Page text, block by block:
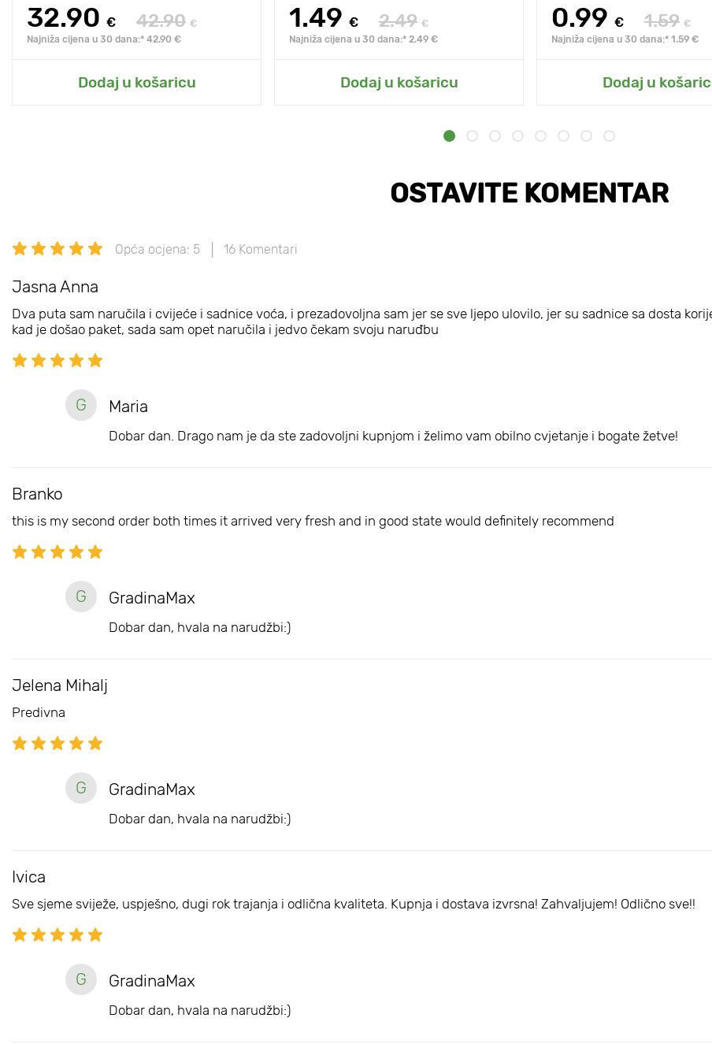
32.90 € 42.90 €
Najniža cijena u 30 dana:* 42.90 €
Dodaj u košaricu
1.49 € 2.49 €
Najniža cijena u 30 dana:* 2.49 €
Dodaj u košaricu
0.99 € 1.59 €
Najniža cijena u 30 dana:* 1.59 €
Dodaj u
OSTAVITE KOMENTAR
Opća ocjena: 5 16 Komentari
Jasna Anna
Dva puta sam naručila i cvijeće i sadnice voća, i prezadovoljna sam jer se sve ljepo ulovilo, jer su sadnice sa dosta
kad je došao paket, sada sam opet naručila i jedvo čekam svoju naruđbu
G Maria
Dobar dan. Drago nam je da ste zadovoljni kupnjom i želimo vam obilno cvjetanje i bogate žetve!
Branko
this is my second order both times it arrived very fresh and in good state would definitely recommend
G GradinaMax
Dobar dan, hvala na narudžbi:)
Jelena Mihalj
Predivna
G GradinaMax
Dobar dan, hvala na narudžbi:)
Ivica
Sve sjeme sviježe, uspješno, dugi rok trajanja i odlična kvaliteta. Kupnja i dostava izvrsna! Zahvaljujem! Odlično sve!!
G GradinaMax
Dobar dan, hvala na narudžbi:)